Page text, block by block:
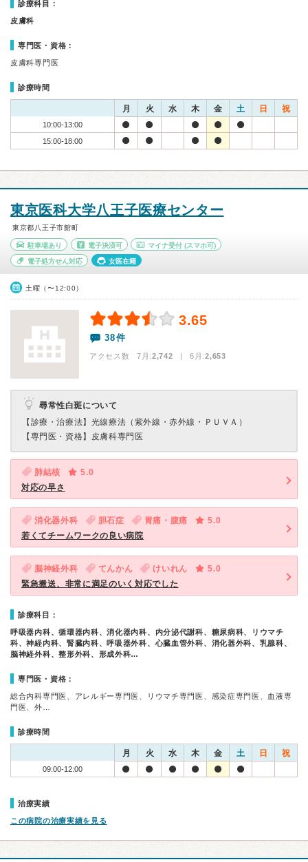
診療科目：
皮膚科
専門医・資格：
皮膚科専門医
診療時間
月 火 水 木 金 土 日 祝
10:00-13:00
15:00-18:00
東京医科大学八王子医療センター
東京都八王子市館町
駐車場あり 電子決済可 マイナ受付 (スマホ可)
電子処方せん対応 女医在籍
土曜（〜12:00）
3.65
38件
アクセス数 7月:2,742 | 6月:2,653
尋常性白斑について
【診療・治療法】 光線療法（紫外線・赤外線・ＰＵＶＡ）
【専門医・資格】 皮膚科専門医
肺結核
5.0
対応の早さ
消化器外科 胆石症 胃痛・腹痛
5.0
若くてチームワークの良い病院
脳神経外科 てんかん けいれん
5.0
緊急搬送、非常に満足のいく対応でした
診療科目：
呼吸器内科、循環器内科、消化器内科、内分泌代謝科、糖尿病科、リウマチ
科、神経内科、腎臓内科、呼吸器外科、心臓血管外科、消化器外科、乳腺科、
脳神経外科、整形外科、形成外科…
専門医・資格：
総合内科専門医、アレルギー専門医、リウマチ専門医、感染症専門医、血液専
門医、外…
診療時間
月 火 水 木 金 土 日 祝
09:00-12:00
治療実績
この病院の治療実績を見る